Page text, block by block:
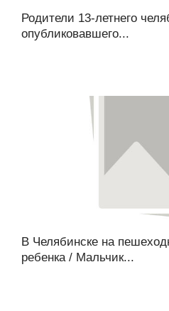
Родители 13-летнего
опубликовавшего...
В Челябинске на
ребенка / Мальчик...